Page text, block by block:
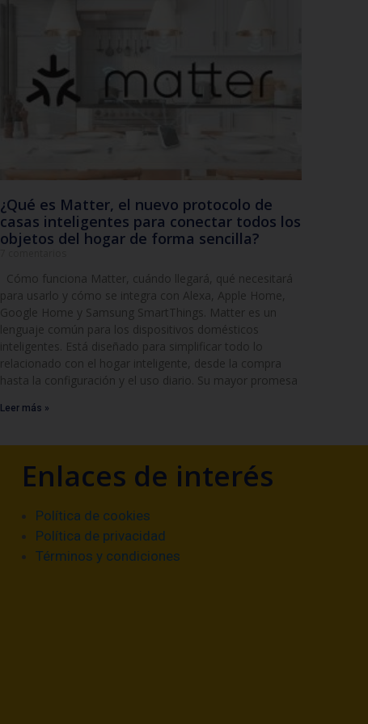
¿Qué es Matter, el nuevo protocolo de
casas inteligentes para conectar todos los
objetos del hogar de forma sencilla?
Cómo funciona Matter, cuándo llegará, qué necesitará
para usarlo y cómo se integra con Alexa, Apple Home,
Google Home y Samsung SmartThings. Matter es un
lenguaje común para los dispositivos domésticos
inteligentes. Está diseñado para simplificar todo lo
relacionado con el hogar inteligente, desde la compra
hasta la configuración y el uso diario. Su mayor promesa
Leer más »
Enlaces de interés
Política de cookies
Política de privacidad
Términos y condiciones